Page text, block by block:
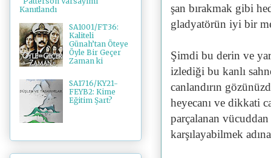
şan bırakmak gibi
gladyatörün iyi bir
Şimdi bu derin ve
izlediği bu kanlı
canlandırın
heyecanı ve dikkati
parçalanan
karşılayabilmek
Kanıtlandı
SA1001/FT36:
Kaliteli
Günah’tan Öteye
Öyle Bir Geçer
Zaman ki
SA1716/KY21-
FEYB2: Kime
Eğitim Şart?